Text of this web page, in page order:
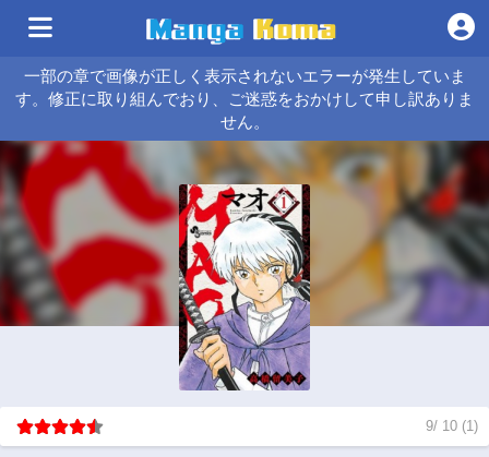
一部の章で画像が正しく表示されないエラーが発生していま
す。修正に取り組んでおり、ご迷惑をおかけして申し訳ありま
せん。
9/ 10 (1)